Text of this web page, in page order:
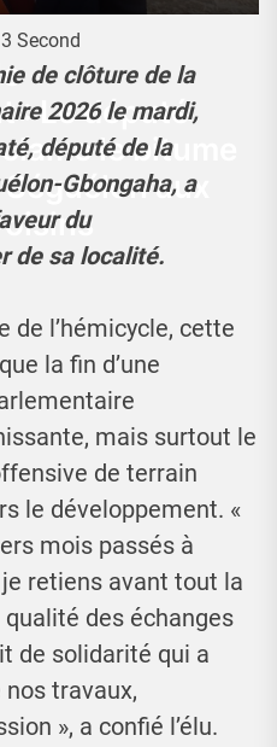
: Le député
le bitume
aux
Second
de clôture de la
2026 le mardi,
député de la
Gbongaha, a
du
de sa localité.
de l’hémicycle, cette
la fin d’une
mais surtout le
de terrain
le développement. «
mois passés à
retiens avant tout la
des échanges
de solidarité qui a
travaux,
», a confié l’élu.